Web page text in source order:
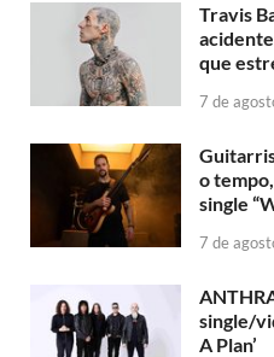
Travis
que
7 de
o
single
7 de
single/
A Plan’